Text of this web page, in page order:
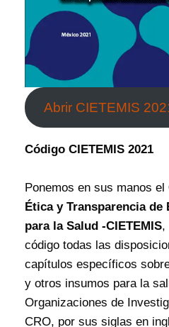
Abrir CIETEMIS
Código CIETEMIS 2021
Ponemos en sus manos el
Ética y Transparencia de
para la Salud -CIETEMIS,
código todas las
capítulos específicos
y otros insumos para la
Organizaciones de
CRO, por sus siglas en